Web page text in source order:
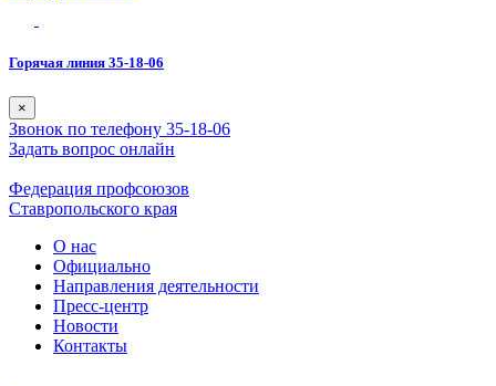
Горячая линия 35-18-06
×
Звонок по телефону 35-18-06
Задать вопрос онлайн
Федерация профсоюзов
Ставропольского края
О нас
Официально
Направления деятельности
Пресс-центр
Новости
Контакты